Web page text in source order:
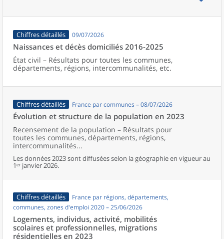
Chiffres détaillés 09/07/2026
Naissances et décès domiciliés 2016-2025
État civil – Résultats pour toutes les communes,
départements, régions, intercommunalités, etc.
Chiffres détaillés France par communes – 08/07/2026
Évolution et structure de la population en 2023
Recensement de la population – Résultats pour
toutes les communes, départements, régions,
intercommunalités...
Les données 2023 sont diffusées selon la géographie en vigueur au
1ᵉʳ janvier 2026.
Chiffres détaillés
France par régions, départements,
communes, zones d'emploi 2020 – 25/06/2026
Logements, individus, activité, mobilités
scolaires et professionnelles, migrations
résidentielles en 2023